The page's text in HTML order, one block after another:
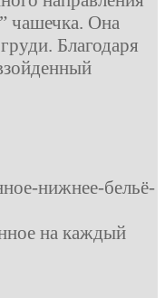
чашечка. Она
Благодаря
на каждый